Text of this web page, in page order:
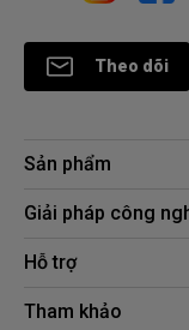
Theo dõi
Sản phẩm
Máy chiếu
Giải pháp công
Chuyên gia BenQ
Màn hình bảo vệ mắt
Hỗ trợ
Tải xuống
Tham khảo